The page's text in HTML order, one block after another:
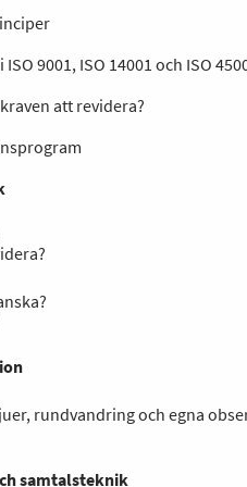
9001, ISO 14001 och ISO
att revidera?
rundvandring och egna
samtalsteknik